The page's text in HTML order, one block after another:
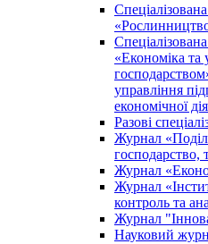
«Економіка та
управління
економічної
Разові
Журнал
господарство,
Журнал
Журнал
контроль та
Журнал
Науковий